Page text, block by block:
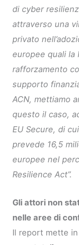
di cyber
attraverso una
privato
europee quali la
rafforzamento
supporto
ACN, mettiamo
questo il caso,
EU Secure, di
prevede 16,5
europee nel
Resilience Act”.
Gli attori non
nelle aree di
Il report mette